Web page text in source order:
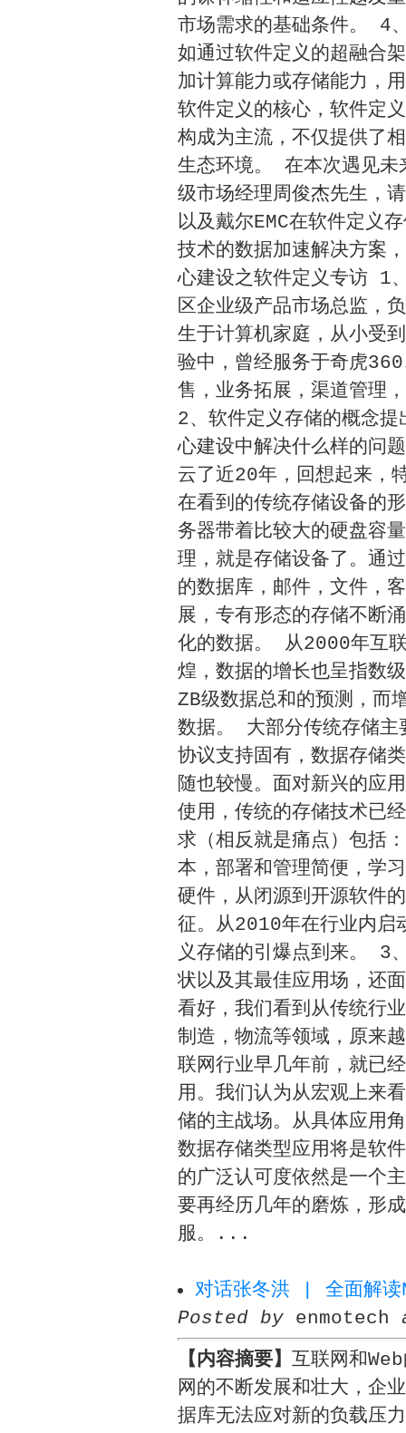
市场需求的基础条件。 4
如通过软件定义的超融合
加计算能力或存储能力，
软件定义的核心，软件定
构成为主流，不仅提供了
生态环境。 在本次遇见未
级市场经理周俊杰先生，
以及戴尔EMC在软件定义
技术的数据加速解决方案
心建设之软件定义专访 1
区企业级产品市场总监，
生于计算机家庭，从小受
验中，曾经服务于奇虎
售，业务拓展，渠道管理
2、软件定义存储的概念
心建设中解决什么样的问
云了近20年，回想起来，
在看到的传统存储设备的
务器带着比较大的硬盘容
理，就是存储设备了。通
的数据库，邮件，文件，
展，专有形态的存储不断
化的数据。 从2000年互
煌，数据的增长也呈指数
ZB级数据总和的预测，而
数据。 大部分传统存储主
协议支持固有，数据存储
随也较慢。面对新兴的应
使用，传统的存储技术已
求（相反就是痛点）包括
本，部署和管理简便，学
硬件，从闭源到开源软件
征。从2010年在行业内
义存储的引爆点到来。 3
状以及其最佳应用场，还
看好，我们看到从传统行
制造，物流等领域，原来
联网行业早几年前，就已
用。我们认为从宏观上来
储的主战场。从具体应用
数据存储类型应用将是软
的广泛认可度依然是一个
要再经历几年的磨炼，形
服。...
对话张冬洪 | 全面解读
Posted by enmotech
【内容摘要】 互联网和
网的不断发展和壮大，企
据库无法应对新的负载压